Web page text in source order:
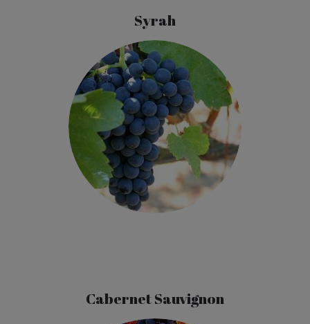
Syrah
Cabernet Sauvignon